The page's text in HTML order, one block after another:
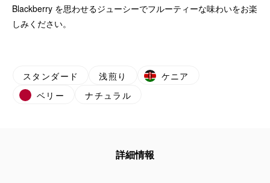
Blackberry を思わせるジューシーでフルーティーな味わいをお楽
しみください。
スタンダード 浅煎り
ケニア
ベリー
ナチュラル
詳細情報